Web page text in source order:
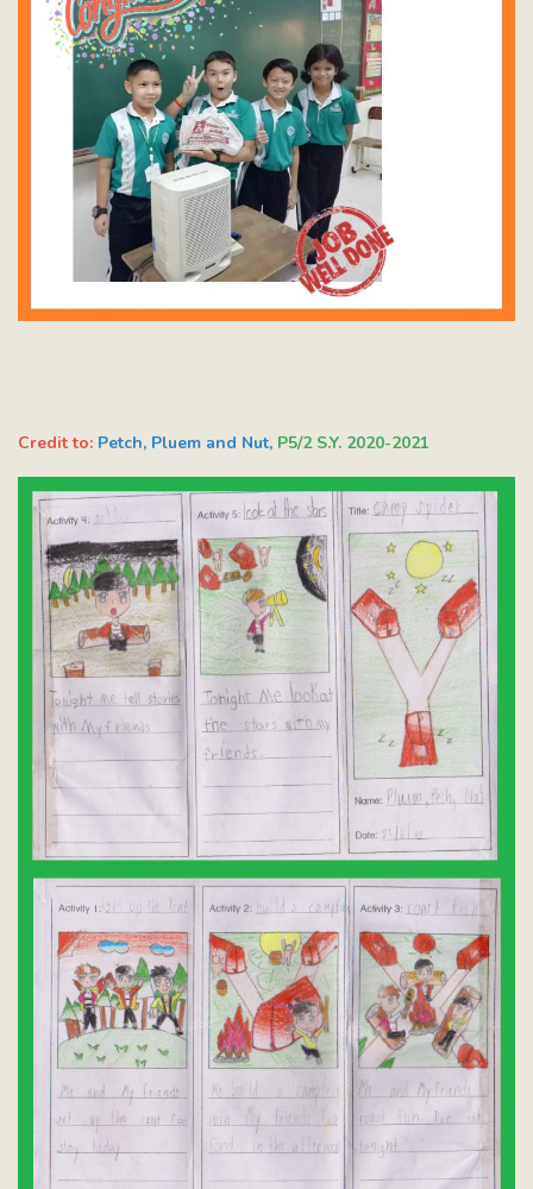
Credit to: Petch, Pluem and Nut, P5/2 S.Y. 2020-2021